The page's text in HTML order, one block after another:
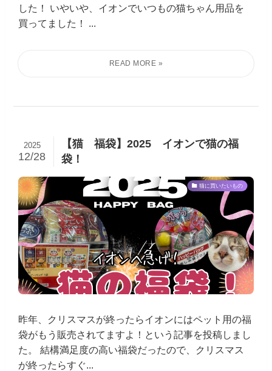
した！ いやいや、イオンでいつもの猫ちゃん用品を
買ってました！ ...
【猫 福袋】2025 イオンで猫の福
袋！
2025
12/28
猫に買いたいもの
昨年、クリスマスが終ったらイオンにはペット用の福
袋がもう販売されてますよ！という記事を投稿しまし
た。 結構満足度の高い福袋だったので、クリスマス
が終ったらすぐ...